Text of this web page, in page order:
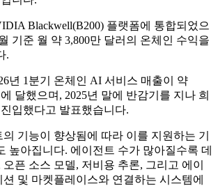
Blackwell(B200) 플랫폼에 통합되었으
기준 월 약 3,800만 달러의 온체인 수익을
.
년 1분기 온체인 AI 서비스 매출이 약
달했으며, 2025년 말에 반감기를 지나 희
입했다고 발표했습니다.
기능이 향상됨에 따라 이를 지원하는 기
높아집니다. 에이전트 수가 많아질수록 데
픈 소스 모델, 저비용 추론, 그리고 에이
및 마켓플레이스와 연결하는 시스템에